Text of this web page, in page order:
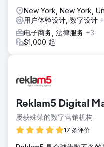
New York, New York,
用户体验设计, 数字设计
电子商务, 法律服务 +3
$1,000 起
Reklam5 Digital
屡获殊荣的数字营销机构
17 条评价